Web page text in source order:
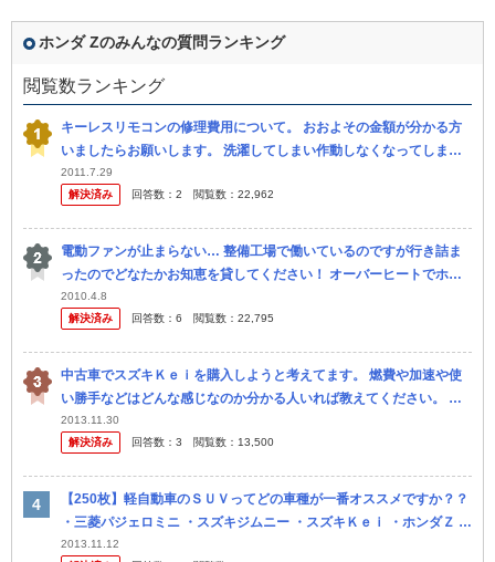
ホンダ Zのみんなの質問ランキング
閲覧数ランキング
キーレスリモコンの修理費用について。 おおよその金額が分かる方
いましたらお願いします。 洗濯してしまい作動しなくなってしまい
ました。車種はホンダＺです。
2011.7.29
解決済み
回答数： 2 閲覧数： 22,962
電動ファンが止まらない… 整備工場で働いているのですが行き詰ま
ったのでどなたかお知恵を貸してください！ オーバーヒートでホン
ダのＺが入 庫しました。軽度のオーバーヒートだったのですが、漏
れてた...
2010.4.8
解決済み
回答数： 6 閲覧数： 22,795
中古車でスズキＫｅｉを購入しようと考えてます。 燃費や加速や使
い勝手などはどんな感じなのか分かる人いれば教えてください。 ス
ズキＫｅｉ乗りの人いれば教えてください。 現在、三菱 パジェロ
ミ...
2013.11.30
解決済み
回答数： 3 閲覧数： 13,500
【250枚】軽自動車のＳＵＶってどの車種が一番オススメですか？？
・三菱パジェロミニ ・スズキジムニー ・スズキＫｅｉ ・ホンダＺ ・
ダイハツテリオスキッド
2013.11.12